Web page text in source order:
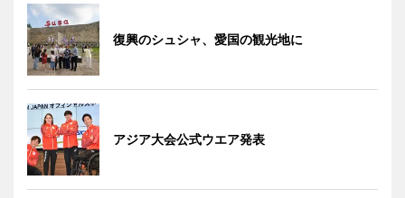
復興のシュシャ、愛国の観光地に
アジア大会公式ウエア発表